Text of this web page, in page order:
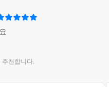
추천합니다.